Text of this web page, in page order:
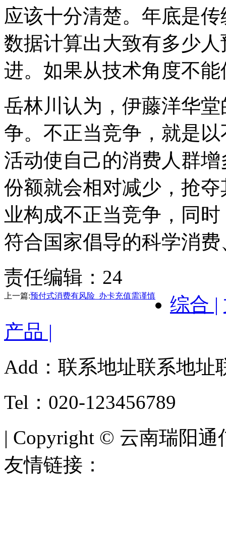
应该十分清楚。年底是
数据计算出大致有多少
进。如果从技术角度不
岳林川认为，伊藤洋华
争。不正当竞争，就是
活动使自己的消费人群
份额就会相对减少，抢
业构成不正当竞争，同
符合国家倡导的科学消
责任编辑：24
上一篇:预付式消费有风险 办卡充值需谨慎 综合 |
产品 |
Add：联系地址联系地址
Tel：020-123456789
| Copyright © 云南瑞阳通
友情链接：